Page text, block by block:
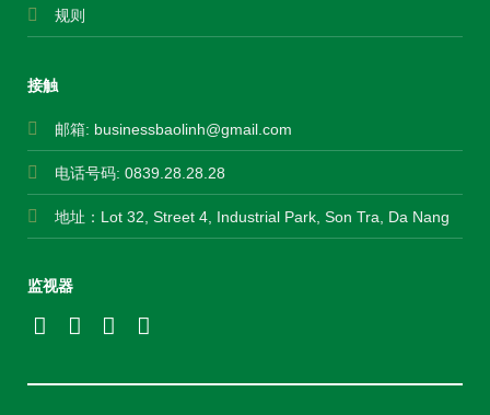
规则
接触
邮箱: businessbaolinh@gmail.com
电话号码: 0839.28.28.28
地址：Lot 32, Street 4, Industrial Park, Son Tra, Da Nang
监视器